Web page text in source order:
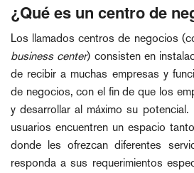
¿Qué es un centro de
Los llamados centros de negocios
business center) consisten en
de recibir a muchas empresas y
de negocios, con el fin de que los
y desarrollar al máximo su
usuarios encuentren un espacio
donde les ofrezcan diferentes
responda a sus requerimientos